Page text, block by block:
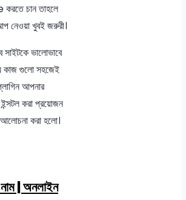
চান তাহলে
নেওয়া খুবই জরুরী।
সাইটকে ভালোভাবে
কাজ গুলো সহজেই
আপনার
করা প্রয়োজন
করা হলো।
| অনলাইন